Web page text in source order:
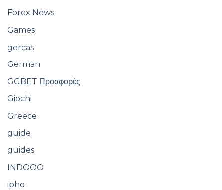
Forex News
Games
gercas
German
GGBET Προσφορές
Giochi
Greece
guide
guides
INDOOO
ipho